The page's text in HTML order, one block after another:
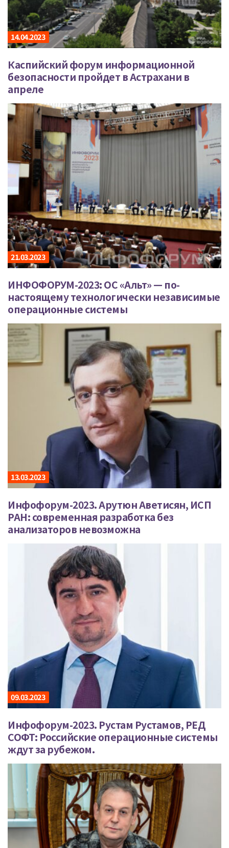
14.04.2023
Каспийский форум информационной
безопасности пройдет в Астрахани в
апреле
21.03.2023
ИНФОФОРУМ-2023: ОС «Альт» — по-
настоящему технологически независимые
операционные системы
13.03.2023
Инфофорум-2023. Арутюн Аветисян, ИСП
РАН: современная разработка без
анализаторов невозможна
09.03.2023
Инфофорум-2023. Рустам Рустамов, РЕД
СОФТ: Российские операционные системы
ждут за рубежом.